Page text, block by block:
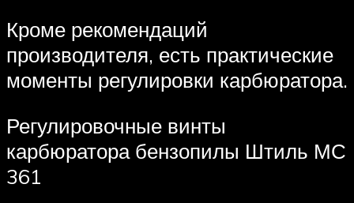
Кроме рекомендаций
производителя, есть практические
моменты регулировки карбюратора.
Регулировочные винты
карбюратора бензопилы Штиль МС
361